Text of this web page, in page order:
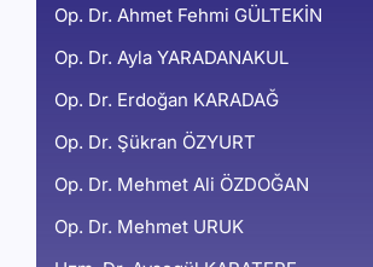
Op. Dr. Ahmet Fehmi GÜLTEKİN
Op. Dr. Ayla YARADANAKUL
Op. Dr. Erdoğan KARADAĞ
Op. Dr. Şükran ÖZYURT
Op. Dr. Mehmet Ali ÖZDOĞAN
Op. Dr. Mehmet URUK